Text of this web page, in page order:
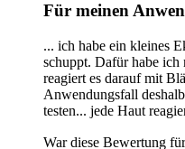
Für meinen
... ich habe ein kleines
schuppt. Dafür habe
reagiert es darauf mit
Anwendungsfall
testen... jede Haut
War diese Bewertung